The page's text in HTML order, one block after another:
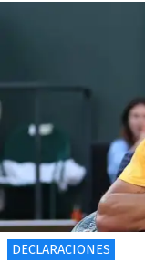
DECLARACIONES